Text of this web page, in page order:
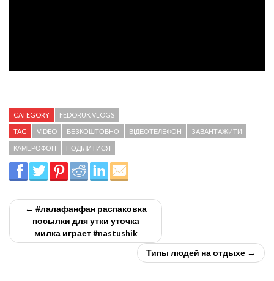
CATEGORY FEDORUK VLOGS
TAG VIDEO БЕЗКОШТОВНО ВІДЕОТЕЛЕФОН ЗАВАНТАЖИТИ
КАМЕРОФОН ПОДІЛИТИСЯ
← #лалафанфан распаковка
посылки для утки уточка
милка играет #nastushik
Типы людей на отдыхе →